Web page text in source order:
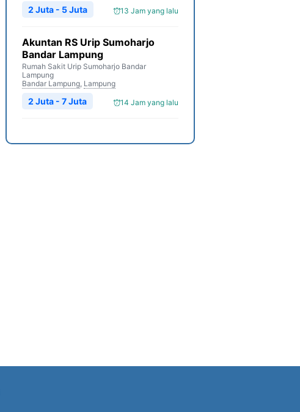
13 Jam yang lalu
2 Juta - 5 Juta
Akuntan RS Urip Sumoharjo
Bandar Lampung
Rumah Sakit Urip Sumoharjo Bandar
Lampung
Bandar Lampung, Lampung
14 Jam yang lalu
2 Juta - 7 Juta